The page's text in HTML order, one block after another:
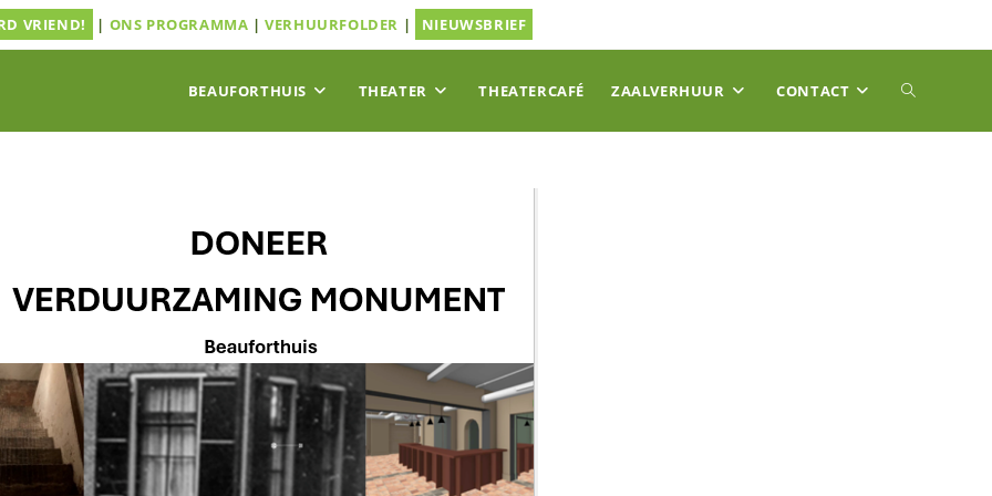
VRIEND! | ONS PROGRAMMA |VERHUURFOLDER | NIEUWSBRIEF
BEAUFORTHUIS THEATER THEATERCAFÉ ZAALVERHUUR CONTACT TOGGLE